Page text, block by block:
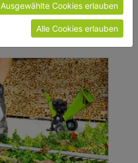
Ausgewählte Cookies erlauben
Alle Cookies erlauben